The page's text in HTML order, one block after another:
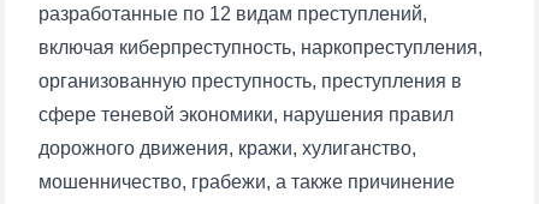
разработанные по 12 видам преступлений,
включая киберпреступность, наркопреступления,
организованную преступность, преступления в
сфере теневой экономики, нарушения правил
дорожного движения, кражи, хулиганство,
мошенничество, грабежи, а также причинение